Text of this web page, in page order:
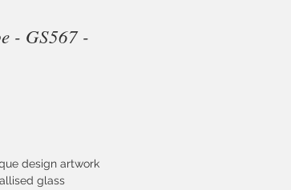
- GS567 -
design artwork
glass